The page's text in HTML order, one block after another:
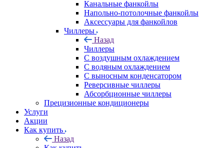
Канальные фанкойлы
Напольно-потолочные фанкойлы
Аксессуары для фанкойлов
Чиллеры
Назад
Чиллеры
С воздушным охлаждением
С водяным охлаждением
С выносным конденсатором
Реверсивные чиллеры
Абсорбционные чиллеры
Прецизионные кондиционеры
Услуги
Акции
Как купить
Назад